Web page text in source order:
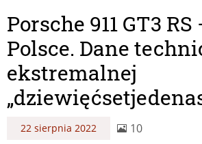
Porsche 911 GT3
Polsce. Dane
ekstremalnej
22 sierpnia 2022 10